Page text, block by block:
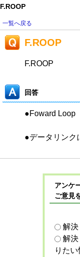
F.ROOP
一覧へ戻る
F.ROOP
F.ROOP
回答
●Foward Loop
●データリンク
アンケ
ご意見
解
解
りた